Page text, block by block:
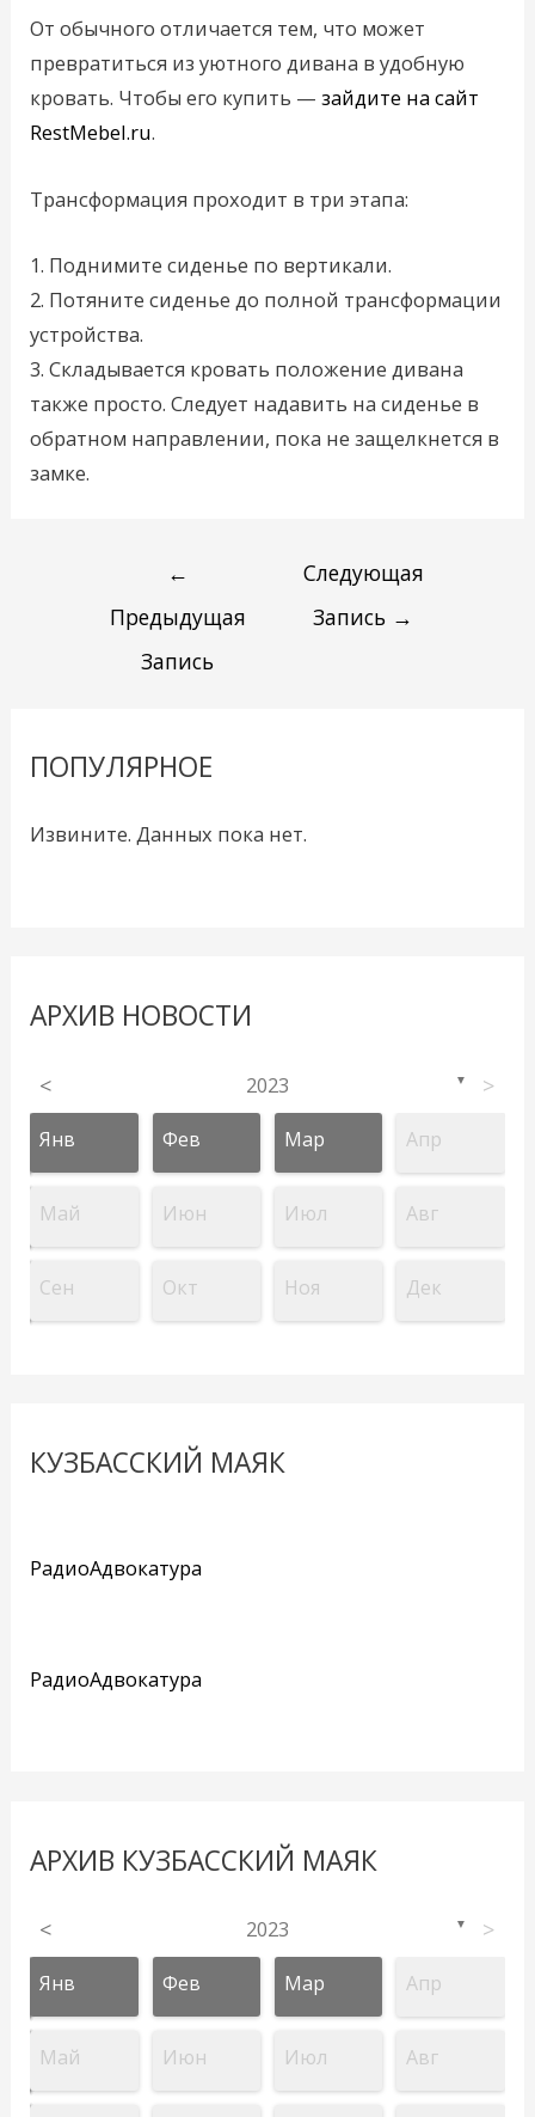
От обычного отличается тем, что может
превратиться из уютного дивана в удобную
кровать. Чтобы его купить —зайдите на сайт
RestMebel.ru.
Трансформация проходит в три этапа:
1. Поднимите сиденье по вертикали.
2. Потяните сиденье до полной трансформации
устройства.
3. Складывается кровать положение дивана
также просто. Следует надавить на сиденье в
обратном направлении, пока не защелкнется в
замке.
←
Предыдущая
Запись
Следующая
Запись →
ПОПУЛЯРНОЕ
Извините. Данных пока нет.
АРХИВ НОВОСТИ
< 2023 ▼ >
Янв Фев Мар Апр
Май Июн Июл Авг
Сен Окт Ноя Дек
КУЗБАССКИЙ МАЯК
РадиоАдвокатура
РадиоАдвокатура
АРХИВ КУЗБАССКИЙ МАЯК
< 2023 ▼ >
Янв Фев Мар Апр
Май Июн Июл Авг